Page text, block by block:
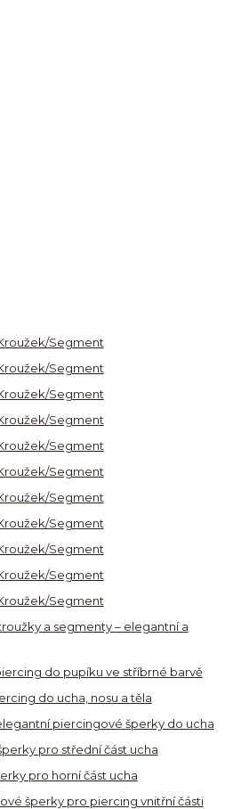
Segment
Segment
Segment
Segment
Segment
Segment
Segment
Segment
Segment
Segment
Segment
a segmenty – elegantní a
do pupíku ve stříbrné barvě
do ucha, nosu a těla
piercingové šperky do ucha
pro střední část ucha
pro horní část ucha
šperky pro piercing vnitřní části